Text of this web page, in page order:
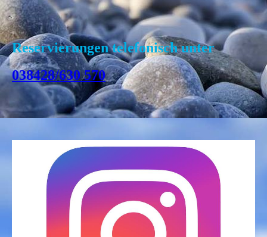
Reservierungentelefonischunter
038428/630 570